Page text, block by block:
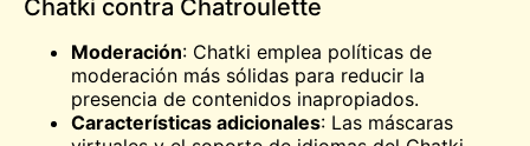
Chatki contra Chatroulette
Moderación: Chatki emplea políticas de
moderación más sólidas para reducir la
presencia de contenidos inapropiados.
Características adicionales: Las máscaras